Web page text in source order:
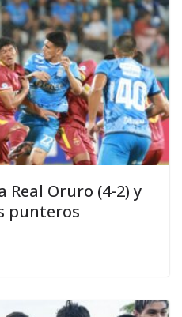
Oruro (4-2) y
punteros